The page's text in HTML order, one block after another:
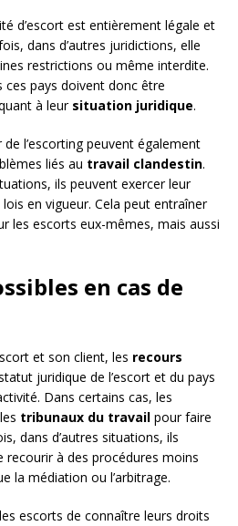
d’escort est entièrement légale et
dans d’autres juridictions, elle
restrictions ou même interdite.
ces pays doivent donc être
à leur situation juridique.
l’escorting peuvent également
liés au travail clandestin.
ils peuvent exercer leur
en vigueur. Cela peut entraîner
les escorts eux-mêmes, mais aussi
en cas de
et son client, les recours
juridique de l’escort et du pays
Dans certains cas, les
tribunaux du travail pour faire
dans d’autres situations, ils
à des procédures moins
la médiation ou l’arbitrage.
escorts de connaître leurs droits